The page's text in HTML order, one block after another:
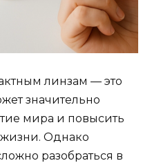
линзам — это
значительно
мира и повысить
Однако
разобраться в